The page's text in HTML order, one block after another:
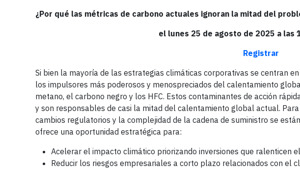
¿Por qué las métricas de carbono actuales ignoran la mitad del
el lunes 25 de agosto de 2025 a las
Registrar
Si bien la mayoría de las estrategias climáticas corporativas se centran
los impulsores más poderosos y menospreciados del calentamiento
metano, el carbono negro y los HFC. Estos contaminantes de acción
y son responsables de casi la mitad del calentamiento global actual.
cambios regulatorios y la complejidad de la cadena de suministro se
ofrece una oportunidad estratégica para:
Acelerar el impacto climático priorizando inversiones que ralenticen
Reducir los riesgos empresariales a corto plazo relacionados con el